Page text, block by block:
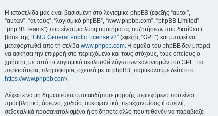
Η ιστοσελίδα μας είναι βασισμένη στο λογισμικό phpBB (εφεξής “αυτοί”,
“αυτών”, “αυτούς”, “λογισμικό phpBB”, “www.phpbb.com”, “phpBB Limited”,
“phpBB Teams”) που είναι μια λύση συστήματος συζητήσεων που διατίθεται
βάσει της “GNU General Public License v2” (εφεξής “GPL”) και μπορεί να
μεταφορτωθεί από τη σελίδα www.phpbb.com. Η ομάδα του phpBB δεν μπορεί
να ασκήσει την επιρροή στο περιεχόμενο και τους στόχους, τους οποίους ο
χρήστης με αυτό το λογισμικό ακολουθεί λόγω των κανονισμών του GPL. Για
περισσότερες πληροφορίες σχετικά με το phpBB, παρακαλούμε δείτε στο
https://www.phpbb.com/.
Δέχεστε να μη δημοσιεύετε οποιασδήποτε μορφής περιεχόμενο που είναι
προσβλητικό, άσεμνο, χυδαίο, συκοφαντικό, περιέχον μίσος ή απειλή,
σεξουαλικά προσανατολισμένο ή οτιδήποτε άλλο που πιθανόν να παραβιάζει